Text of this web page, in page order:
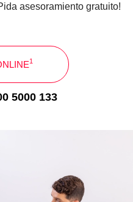
asesoramiento gratuito!
1
5000 133